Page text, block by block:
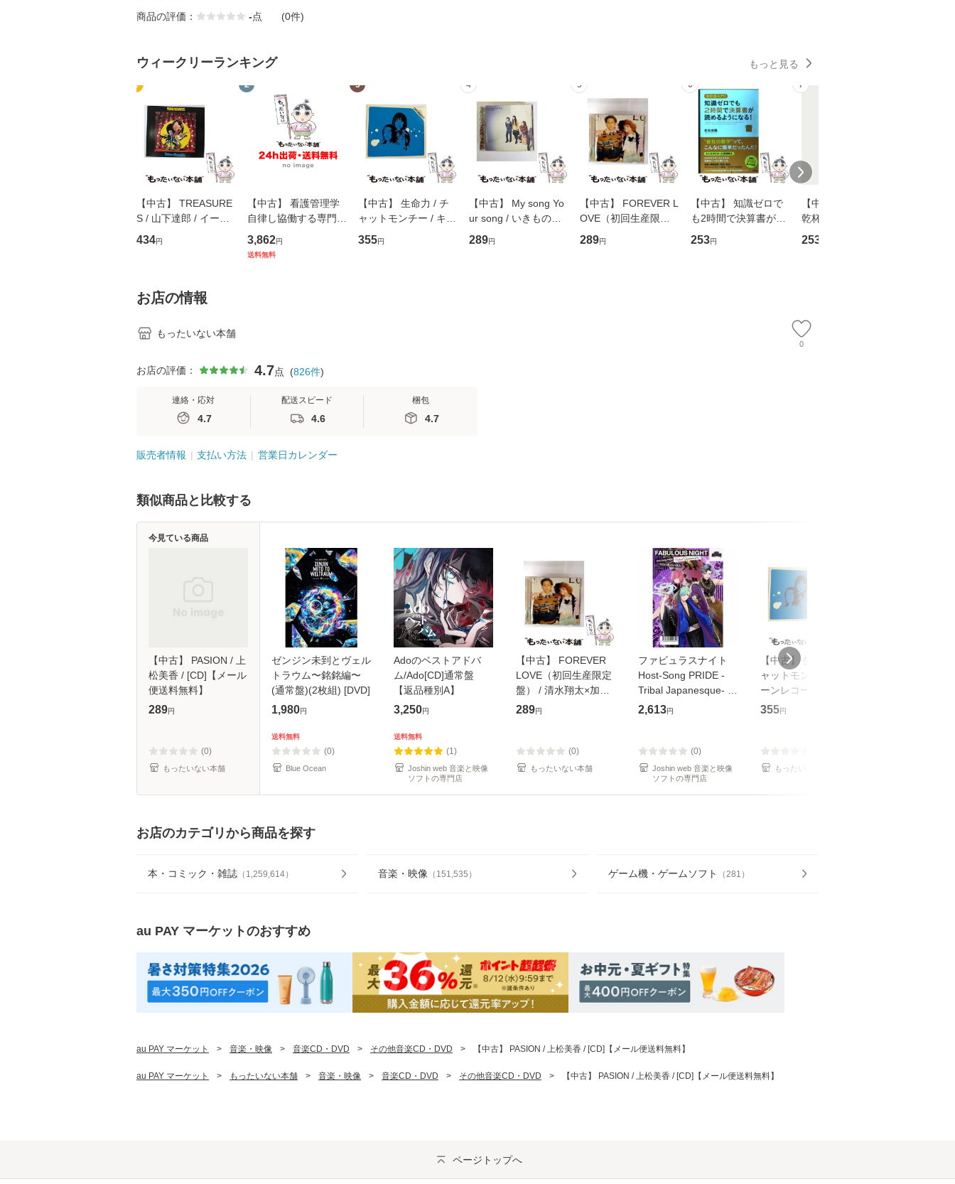
商品の評価： -点 (0件)
ウィークリーランキング もっと見る
1
【中古】 TREASURE
S / 山下達郎 / イース
トウエスト・ジャパン
[CD]【メール便送料無
434円
2
【中古】 看護管理学
自律し協働する専門職
の看護マネジメントス
キル 改訂第3版 (看護
3,862円
送料無料
3
【中古】 生命力 / チ
ャットモンチー / キュ
ーンレコード [CD]
【メール便送料無料】
355円
4
【中古】 My song Yo
ur song / いきものが
かり / [CD]【メール便
送料無料】
289円
5
【中古】 FOREVER L
OVE（初回生産限定
盤） / 清水翔太×加藤
ミリヤ / [CD]【メール
289円
6
【中古】 知識ゼロで
も2時間で決算書が読
めるようになる！ 会
計超入門！ / 佐伯 良
253円
7
【中古】 ウインクで
乾杯 (ノン・ポシェッ
ト) / 東野圭吾 / 祥伝
253
お店の情報
もったいない本舗
0
お店の評価： 4.7点 (826件)
連絡・応対
4.7
配送スピード
4.6
梱包
4.7
販売者情報 支払い方法 営業日カレンダー
類似商品と比較する
【中古】 PASION / 上
松美香 / [CD]【メール
便送料無料】
289円
(0)
もったいない本舗
今見ている商品
ゼンジン未到とヴェル
トラウム〜銘銘編〜
(通常盤)(2枚組) [DVD]
1,980円
送料無料
(0)
Blue Ocean
Adoのベストアドバ
ム/Ado[CD]通常盤
【返品種別A】
3,250円
送料無料
(1)
Joshin web 音楽と映像
ソフトの専門店
【中古】 FOREVER
LOVE（初回生産限定
盤） / 清水翔太×加藤
ミリヤ / [CD]【メール
289円
(0)
もったいない本舗
ファビュラスナイト
Host-Song PRIDE -
Tribal Japanesque- ネ
オバサラ/皇麗夢(豊永
2,613円
(0)
Joshin web 音楽と映像
ソフトの専門店
【中古】 生命力 / チ
ャットモンチー / キュ
ーンレコード [CD]
【メール便送料無料】
355円
もったいない本舗
お店のカテゴリから商品を探す
本・コミック・雑誌 （ 1,259,614） 音楽・映像 （ 151,535 ） ゲーム機・ゲームソフト （ 281 ）
au PAY マーケットのおすすめ
au PAY マーケット > 音楽・映像 > 音楽CD・DVD > その他音楽CD・DVD > 【中古】 PASION / 上松美香 / [CD]【メール便送料無料】
au PAY マーケット > もったいない本舗 > 音楽・映像 > 音楽CD・DVD > その他音楽CD・DVD > 【中古】 PASION / 上松美香 / [CD]【メール便送料無料】
ページトップへ